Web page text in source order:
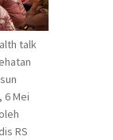
talk
6 Mei
RS